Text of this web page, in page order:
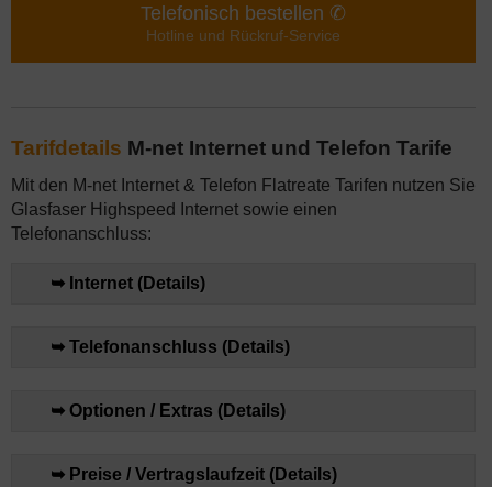
Telefonisch bestellen ✆
Hotline und Rückruf-Service
Tarifdetails M-net Internet und Telefon Tarife
Mit den M-net Internet & Telefon Flatreate Tarifen nutzen Sie
Glasfaser Highspeed Internet sowie einen
Telefonanschluss:
➥ Internet (Details)
➥ Telefonanschluss (Details)
➥ Optionen / Extras (Details)
➥ Preise / Vertragslaufzeit (Details)